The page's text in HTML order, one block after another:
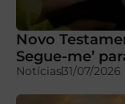
Novo
Segue-me’
Notícias31/07/2026